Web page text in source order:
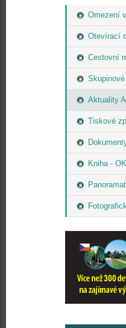
Omezení
Otevírací
Cestovní
Aktuality
Tiskové
Kniha -